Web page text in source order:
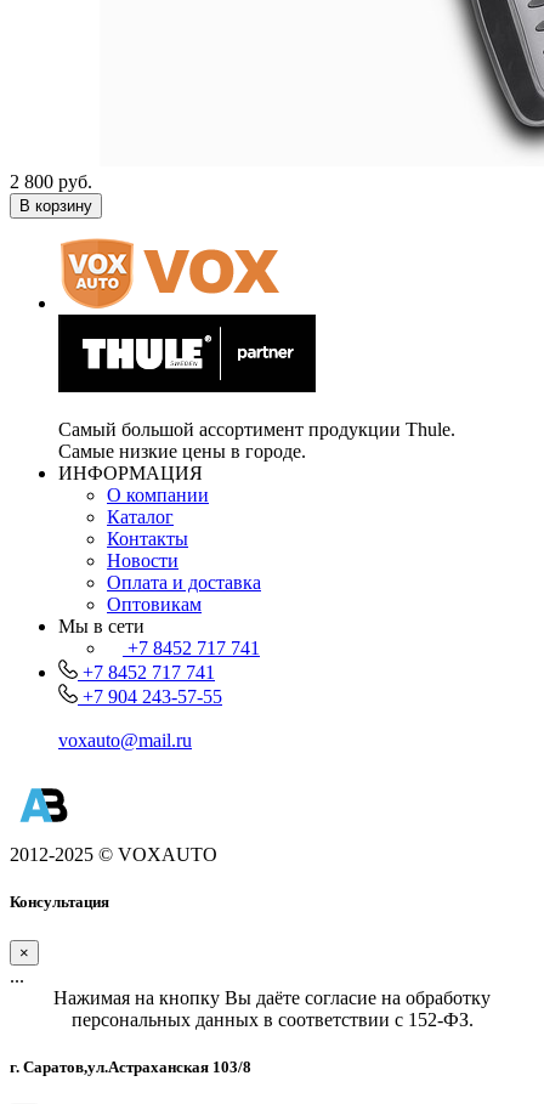
2 800 руб.
В корзину
Самый большой ассортимент продукции Thule.
Самые низкие цены в городе.
ИНФОРМАЦИЯ
О компании
Каталог
Контакты
Новости
Оплата и доставка
Оптовикам
Мы в сети
+7 8452 717 741
+7 8452 717 741
+7 904 243-57-55
voxauto@mail.ru
2012-2025 © VOXAUTO
Консультация
×
...
Нажимая на кнопку Вы даёте согласие на обработку
персональных данных в соответствии с 152-ФЗ.
г. Саратов,ул.Астраханская 103/8